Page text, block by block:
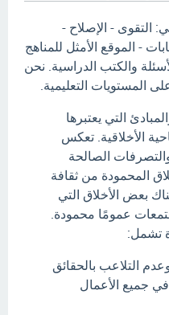
التقوى - الإصلاح -
- الموقع الأمثل للمناهج
والكتب الدراسية. نحن
المستويات التعليمية.
التي يعتبرها
الأخلاقية. تعكس
والتصرفات الصالحة
المحمودة من ثقافة
بعض الأخلاق التي
عمومًا محمودة.
تشمل:
التلاعب بالحقائق
في جميع الأعمال